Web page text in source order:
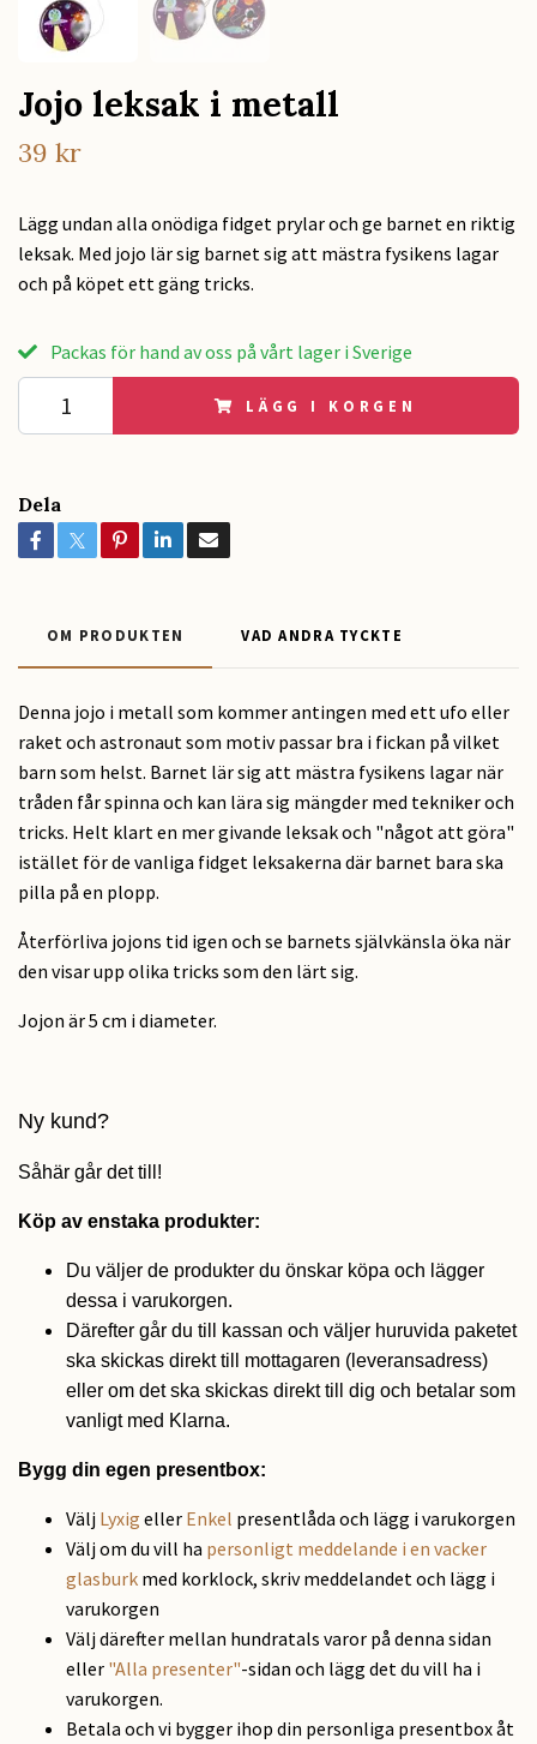
Jojo leksak i metall
39 kr
Lägg undan alla onödiga fidget prylar och ge barnet en riktig
leksak. Med jojo lär sig barnet sig att mästra fysikens lagar
och på köpet ett gäng tricks.
Packas för hand av oss på vårt lager i Sverige
LÄGG I KORGEN
Dela
OM PRODUKTEN VAD ANDRA TYCKTE
Denna jojo i metall som kommer antingen med ett ufo eller
raket och astronaut som motiv passar bra i fickan på vilket
barn som helst. Barnet lär sig att mästra fysikens lagar när
tråden får spinna och kan lära sig mängder med tekniker och
tricks. Helt klart en mer givande leksak och "något att göra"
istället för de vanliga fidget leksakerna där barnet bara ska
pilla på en plopp.
Återförliva jojons tid igen och se barnets självkänsla öka när
den visar upp olika tricks som den lärt sig.
Jojon är 5 cm i diameter.
Ny kund?
Såhär går det till!
Köp av enstaka produkter:
Du väljer de produkter du önskar köpa och lägger
dessa i varukorgen.
Därefter går du till kassan och väljer huruvida paketet
ska skickas direkt till mottagaren (leveransadress)
eller om det ska skickas direkt till dig och betalar som
vanligt med Klarna.
Bygg din egen presentbox:
Välj Lyxig eller Enkel presentlåda och lägg i varukorgen
Välj om du vill ha personligt meddelande i en vacker
glasburk med korklock, skriv meddelandet och lägg i
varukorgen
Välj därefter mellan hundratals varor på denna sidan
eller "Alla presenter"-sidan och lägg det du vill ha i
varukorgen.
Betala och vi bygger ihop din personliga presentbox åt